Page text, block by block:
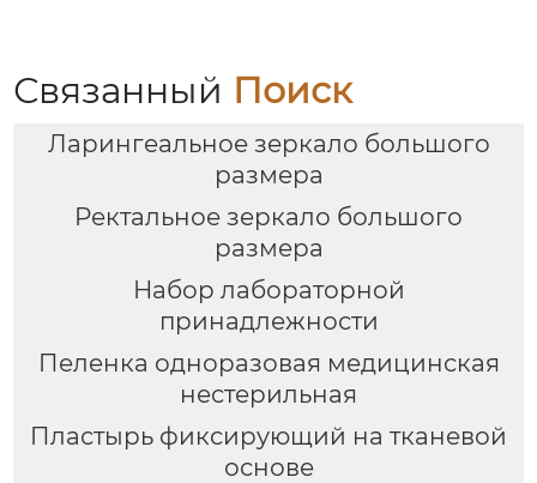
Связанный Поиск
Ларингеальное зеркало большого
размера
Ректальное зеркало большого
размера
Набор лабораторной
принадлежности
Пеленка одноразовая медицинская
нестерильная
Пластырь фиксирующий на тканевой
основе